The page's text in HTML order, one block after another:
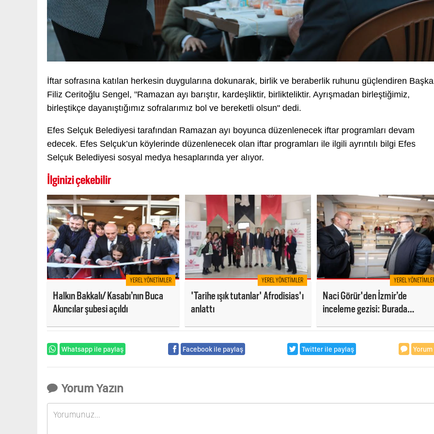
İftar sofrasına katılan herkesin duygularına dokunarak, birlik ve beraberlik ruhunu güçlendiren
Filiz Ceritoğlu Sengel, "Ramazan ayı barıştır, kardeşliktir, birlikteliktir. Ayrışmadan birleştiğimiz,
birleştikçe dayanıştığımız sofralarımız bol ve bereketli olsun" dedi.
Efes Selçuk Belediyesi tarafından Ramazan ayı boyunca düzenlenecek iftar programları devam
edecek. Efes Selçuk’un köylerinde düzenlenecek olan iftar programları ile ilgili ayrıntılı bilgi Efes
Selçuk Belediyesi sosyal medya hesaplarında yer alıyor.
İlginizi çekebilir
YEREL YÖNETIMLER
Halkın Bakkalı/ Kasabı’nın Buca
Akıncılar şubesi açıldı
YEREL YÖNETIMLER
'Tarihe ışık tutanlar' Afrodisias'ı
anlattı
YEREL
Naci Görür'den İzmir’de
inceleme gezisi: Burada
Whatsapp ile paylaş Facebook ile paylaş Twitter ile paylaş Yorum
Yorum Yazın